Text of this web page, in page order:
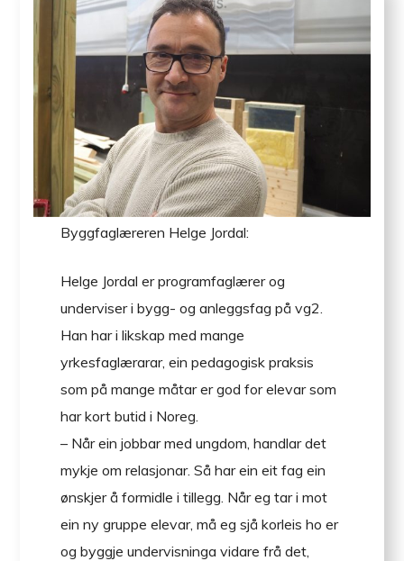
Byggfaglæreren Helge Jordal:
Helge Jordal er programfaglærer og
underviser i bygg- og anleggsfag på vg2.
Han har i likskap med mange
yrkesfaglærarar, ein pedagogisk praksis
som på mange måtar er god for elevar som
har kort butid i Noreg.
– Når ein jobbar med ungdom, handlar det
mykje om relasjonar. Så har ein eit fag ein
ønskjer å formidle i tillegg. Når eg tar i mot
ein ny gruppe elevar, må eg sjå korleis ho er
og byggje undervisninga vidare frå det,